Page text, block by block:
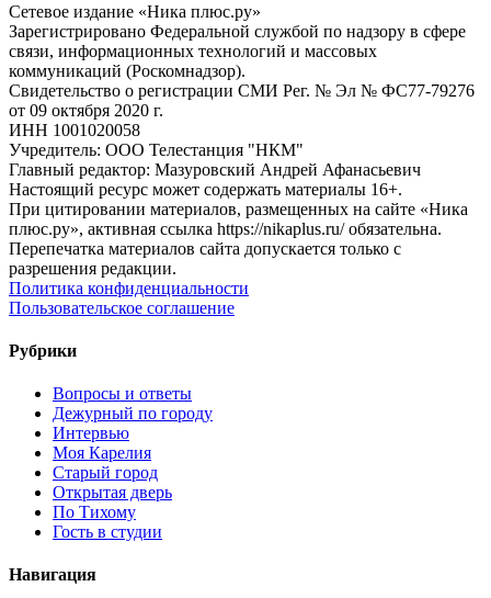
Сетевое издание «Ника плюс.ру»
Зарегистрировано Федеральной службой по надзору в сфере
связи, информационных технологий и массовых
коммуникаций (Роскомнадзор).
Свидетельство о регистрации СМИ Рег. № Эл № ФС77-79276
от 09 октября 2020 г.
ИНН 1001020058
Учредитель: ООО Телестанция "НКМ"
Главный редактор: Мазуровский Андрей Афанасьевич
Настоящий ресурс может содержать материалы 16+.
При цитировании материалов, размещенных на сайте «Ника
плюс.ру», активная ссылка https://nikaplus.ru/ обязательна.
Перепечатка материалов сайта допускается только с
разрешения редакции.
Политика конфиденциальности
Пользовательское соглашение
Рубрики
Вопросы и ответы
Дежурный по городу
Интервью
Моя Карелия
Старый город
Открытая дверь
По Тихому
Гость в студии
Навигация